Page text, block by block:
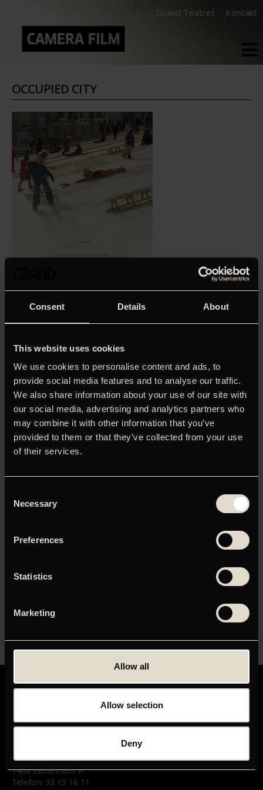
Consent Details About
This website uses cookies
We use cookies to personalise content and ads, to
provide social media features and to analyse our traffic.
We also share information about your use of our site with
our social media, advertising and analytics partners who
may combine it with other information that you’ve
provided to them or that they’ve collected from your use
of their services.
Selection
Necessary
Preferences
Statistics
Marketing
Allow all
Allow selection
Deny
Grand Teatret Kontakt
OCCUPIED CITY
Stigters 'Atlas of an Occupied City (Amsterdam 1940-
Slave') følger to spor: En tilbundsgående skildring af den
nazistiske besættelse, der stadig hjemsøger instruktørens
adopterede hjemby, Amsterdam, og en levende rejse
gennem de sidste år med pandemi og protest. Det, som
fremmanes, er på én gang nedslående og livsbekræftende,
en ekspansiv meditation over erindring, nutid og fremtid.
LOG IND FOR AT HENTE
Brugernavn eller e-mailadresse
Mikkel Bryggers Gade 8
1460 København K
Telefon: 33 15 16 11